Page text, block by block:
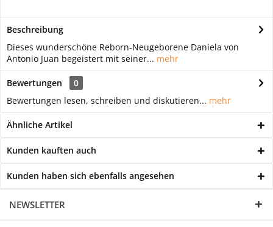
Beschreibung
Dieses wunderschöne Reborn-Neugeborene Daniela von
Antonio Juan begeistert mit seiner... mehr
Bewertungen
0
Bewertungen lesen, schreiben und diskutieren... mehr
Ähnliche Artikel
Kunden kauften auch
Kunden haben sich ebenfalls angesehen
NEWSLETTER